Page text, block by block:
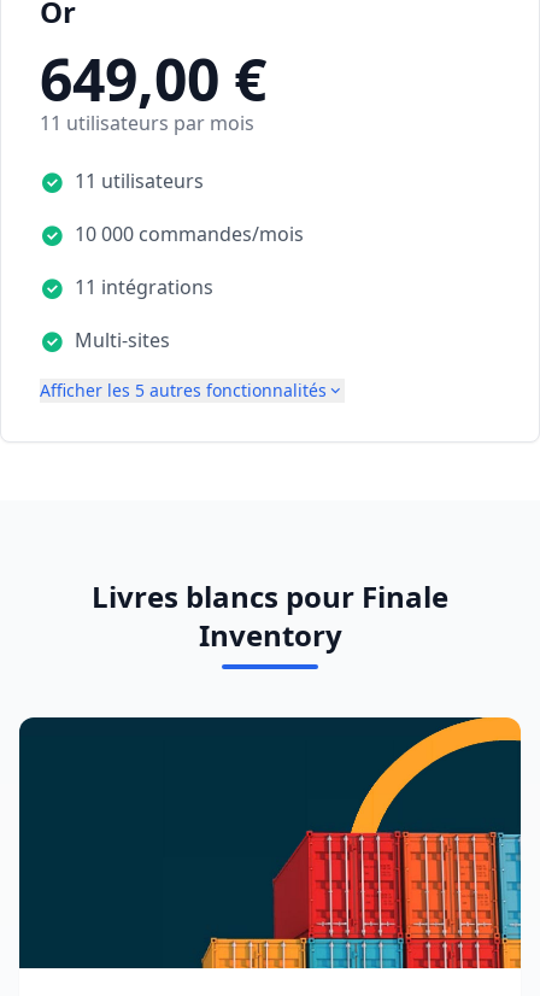
Or
649,00 €
11 utilisateurs par mois
11 utilisateurs
10 000 commandes/mois
11 intégrations
Multi-sites
Afficher les 5 autres fonctionnalités
Livres blancs pour Finale
Inventory